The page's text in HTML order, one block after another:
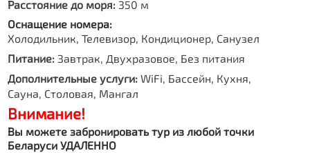
Расстояние до моря: 350 м
Оснащение номера:
Холодильник, Телевизор, Кондиционер, Санузел
Питание: Завтрак, Двухразовое, Без питания
Дополнительные услуги: WiFi, Бассейн, Кухня,
Сауна, Столовая, Мангал
Внимание!
Вы можете забронировать тур из любой точки
Беларуси УДАЛЕННО